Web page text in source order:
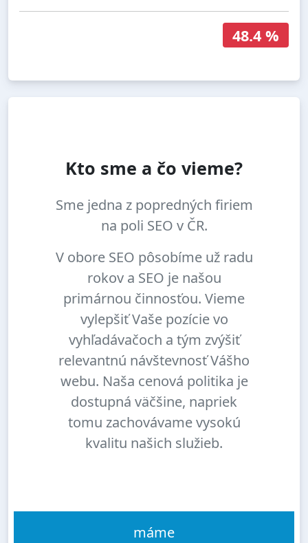
48.4 %
Kto sme a čo vieme?
Sme jedna z popredných firiem
na poli SEO v ČR.
V obore SEO pôsobíme už radu
rokov a SEO je našou
primárnou činnosťou. Vieme
vylepšiť Vaše pozície vo
vyhľadávačoch a tým zvýšiť
relevantnú návštevnosť Vášho
webu. Naša cenová politika je
dostupná väčšine, napriek
tomu zachovávame vysokú
kvalitu našich služieb.
máme